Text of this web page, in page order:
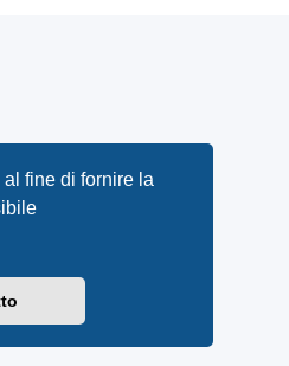
fine di fornire la